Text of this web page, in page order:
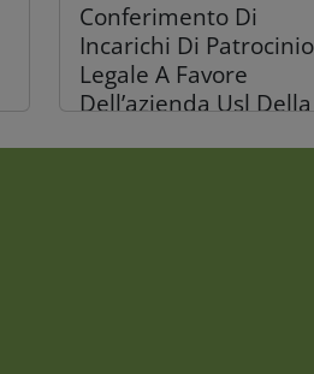
Conferimento Di
Incarichi Di Patrocinio
Legale A Favore
Dell’azienda Usl Della